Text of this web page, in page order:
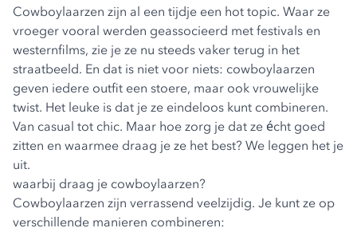
Cowboylaarzen zijn al een tijdje een hot topic. Waar ze
vroeger vooral werden geassocieerd met festivals en
westernfilms, zie je ze nu steeds vaker terug in het
straatbeeld. En dat is niet voor niets: cowboylaarzen
geven iedere outfit een stoere, maar ook vrouwelijke
twist. Het leuke is dat je ze eindeloos kunt combineren.
Van casual tot chic. Maar hoe zorg je dat ze écht goed
zitten en waarmee draag je ze het best? We leggen het je
uit.
waarbij draag je cowboylaarzen?
Cowboylaarzen zijn verrassend veelzijdig. Je kunt ze op
verschillende manieren combineren: